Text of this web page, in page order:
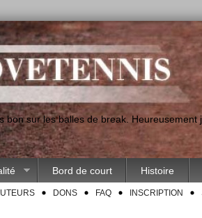
bon sur les balles de break.
Bord de court Histoire
DONS FAQ INSCRIPTION